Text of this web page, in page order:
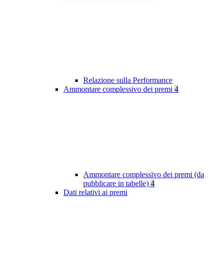
Relazione sulla Performance
Ammontare complessivo dei premi 4
Ammontare complessivo dei premi (da
pubblicare in tabelle) 4
Dati relativi ai premi